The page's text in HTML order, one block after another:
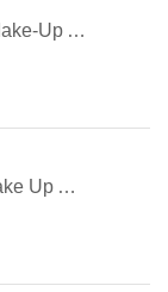
Bahar Gençtürk Make-Up Artist
Ebru Yanılmaz Make Up Artist